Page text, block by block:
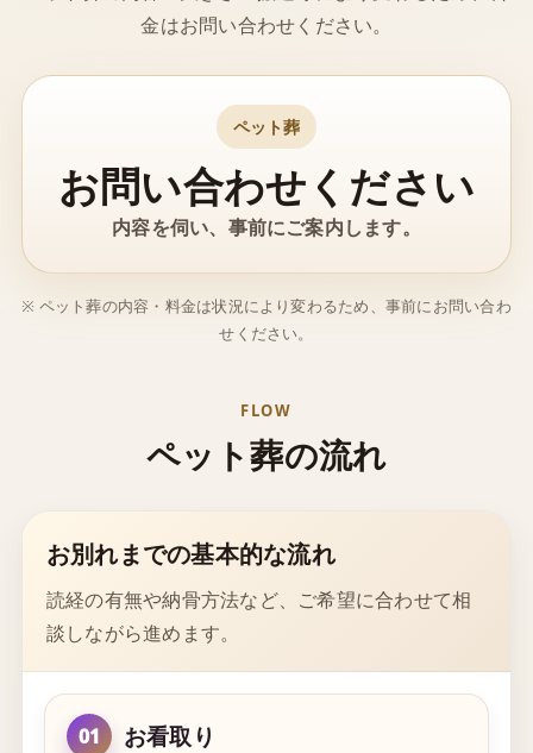
金はお問い合わせください。
ペット葬
お問い合わせください
内容を伺い、事前にご案内します。
※ ペット葬の内容・料金は状況により変わるため、事前にお問い合わ
せください。
FLOW
ペット葬の流れ
お別れまでの基本的な流れ
読経の有無や納骨方法など、ご希望に合わせて相
談しながら進めます。
01 お看取り